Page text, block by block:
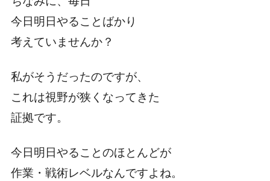
今日明日やることばかり
考えていませんか？
私がそうだったのですが、
これは視野が狭くなってきた
証拠です。
今日明日やることのほとんどが
作業・戦術レベルなんですよね。